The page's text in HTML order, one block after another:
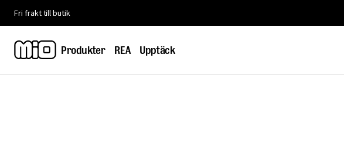
Fri frakt till butik
Produkter REA Upptäck